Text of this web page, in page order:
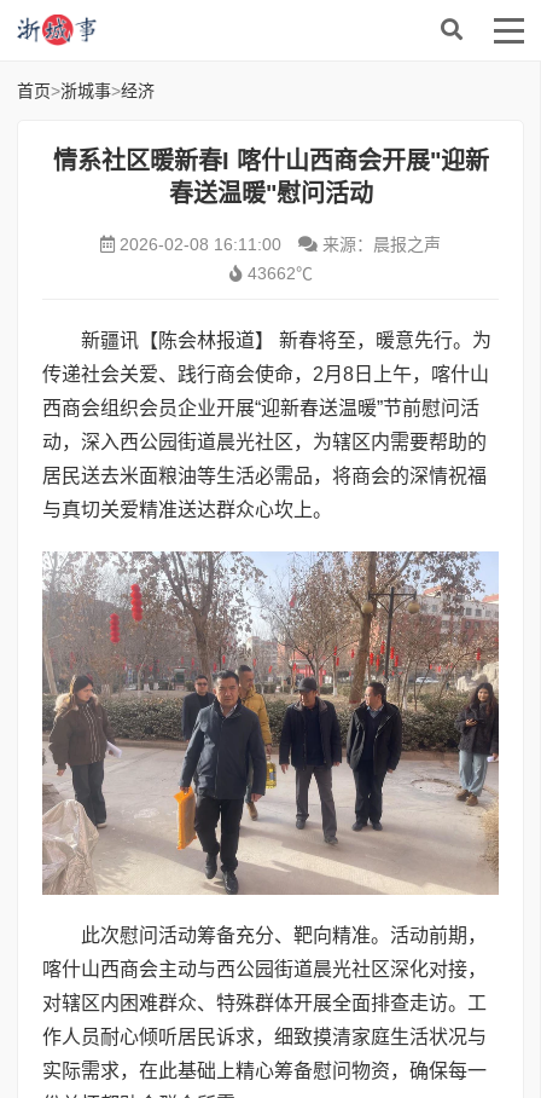
首页>浙城事>经济
情系社区暖新春I 喀什山西商会开展"迎新
春送温暖"慰问活动
2026-02-08 16:11:00
来源：晨报之声
43662℃
新疆讯【陈会林报道】 新春将至，暖意先行。为
传递社会关爱、践行商会使命，2月8日上午，喀什山
西商会组织会员企业开展“迎新春送温暖”节前慰问活
动，深入西公园街道晨光社区，为辖区内需要帮助的
居民送去米面粮油等生活必需品，将商会的深情祝福
与真切关爱精准送达群众心坎上。
此次慰问活动筹备充分、靶向精准。活动前期，
喀什山西商会主动与西公园街道晨光社区深化对接，
对辖区内困难群众、特殊群体开展全面排查走访。工
作人员耐心倾听居民诉求，细致摸清家庭生活状况与
实际需求，在此基础上精心筹备慰问物资，确保每一